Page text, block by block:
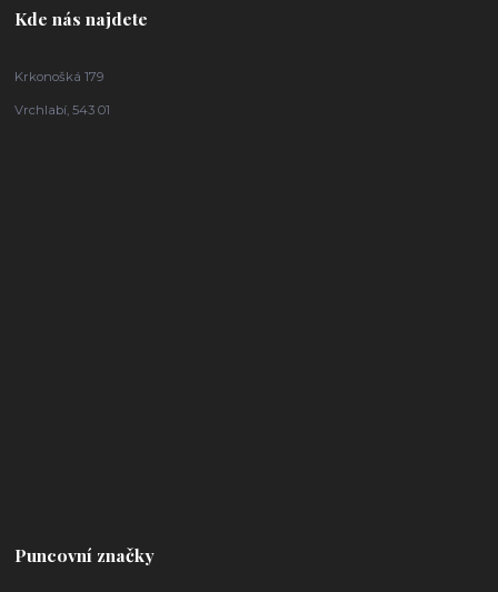
Kde nás najdete
Krkonošká 179
Vrchlabí, 543 01
Puncovní značky